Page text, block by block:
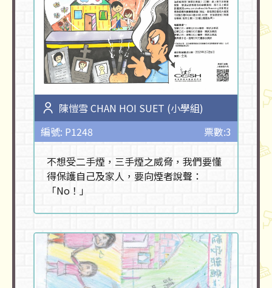
陳愷雪 CHAN HOI SUET (小學組)
編號: P1248
票數:3
不想受二手煙，三手煙之威脅，我們要懂
得保護自己及家人，要向煙者說聲：
「No！」